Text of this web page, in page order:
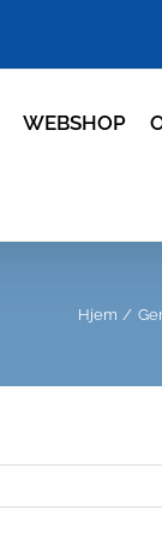
WEBSHOP
Hjem